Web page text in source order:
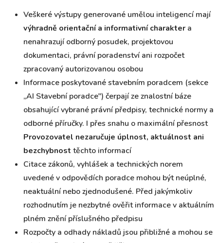
Veškeré výstupy generované umělou inteligencí mají
výhradně orientační a informativní charakter a
nenahrazují odborný posudek, projektovou
dokumentaci, právní poradenství ani rozpočet
zpracovaný autorizovanou osobou
Informace poskytované stavebním poradcem (sekce
„AI Stavební poradce") čerpají ze znalostní báze
obsahující vybrané právní předpisy, technické normy a
odborné příručky. I přes snahu o maximální přesnost
Provozovatel nezaručuje úplnost, aktuálnost ani
bezchybnost těchto informací
Citace zákonů, vyhlášek a technických norem
uvedené v odpovědích poradce mohou být neúplné,
neaktuální nebo zjednodušené. Před jakýmkoliv
rozhodnutím je nezbytné ověřit informace v aktuálním
plném znění příslušného předpisu
Rozpočty a odhady nákladů jsou přibližné a mohou se